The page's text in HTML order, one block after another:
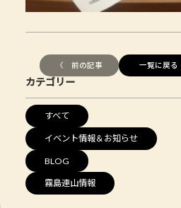
〈 前の記事 一覧に戻る
カテゴリー
すべて
イベント情報＆お知らせ
BLOG
霧島連山情報